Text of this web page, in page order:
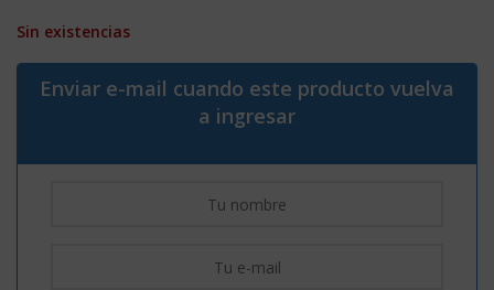
Sin existencias
Enviar e-mail cuando este producto vuelva
a ingresar